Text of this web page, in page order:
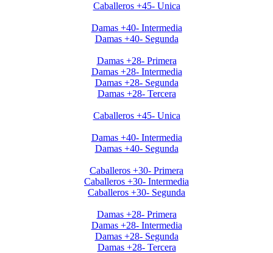
Caballeros +45- Unica
Damas +40- Intermedia
Damas +40- Segunda
Damas +28- Primera
Damas +28- Intermedia
Damas +28- Segunda
Damas +28- Tercera
Caballeros +45- Unica
Damas +40- Intermedia
Damas +40- Segunda
Caballeros +30- Primera
Caballeros +30- Intermedia
Caballeros +30- Segunda
Damas +28- Primera
Damas +28- Intermedia
Damas +28- Segunda
Damas +28- Tercera